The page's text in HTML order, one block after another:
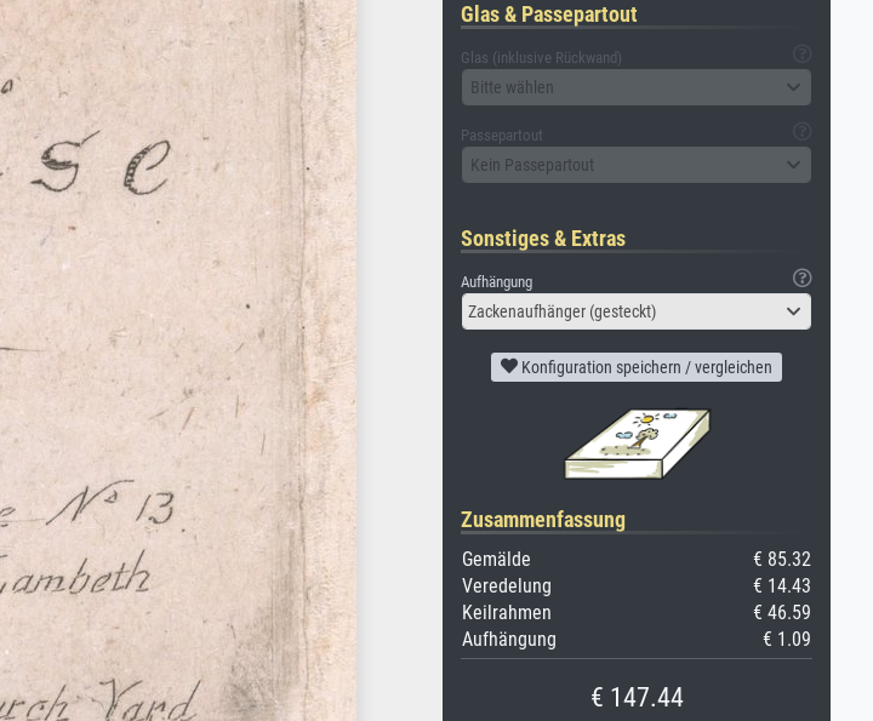
Glas & Passepartout
Glas (inklusive Rückwand)
Bitte wählen
Passepartout
Kein Passepartout
Sonstiges & Extras
Aufhängung
Zackenaufhänger (gesteckt)
Konfiguration speichern / vergleichen
Zusammenfassung
Gemälde
€ 85.32
Veredelung
€ 14.43
Keilrahmen
€ 46.59
Aufhängung
€ 1.09
€ 147.44